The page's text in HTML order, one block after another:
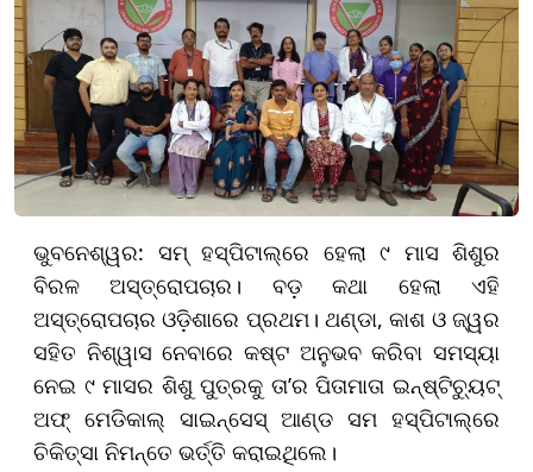
ଭୁବନେଶ୍ୱର: ସମ୍ ହସ୍ପିଟାଲ୍‌ରେ ହେଲା ୯ ମାସ ଶିଶୁର
ବିରଳ ଅସ୍ତ୍ରୋପଚାର। ବଡ଼ କଥା ହେଲା ଏହି
ଅସ୍ତ୍ରୋପଚାର ଓଡ଼ିଶାରେ ପ୍ରଥମ। ଥଣ୍ଡା, କାଶ ଓ ଜ୍ୱର
ସହିତ ନିଶ୍ୱାସ ନେବାରେ କଷ୍ଟ ଅନୁଭବ କରିବା ସମସ୍ୟା
ନେଇ ୯ ମାସର ଶିଶୁ ପୁତ୍ରକୁ ତା’ର ପିତାମାତା ଇନ୍‌ଷ୍ଟିଚ୍ୟୁଟ୍
ଅଫ୍ ମେଡିକାଲ୍ ସାଇନ୍‌ସେସ୍ ଆଣ୍ଡ ସମ ହସ୍ପିଟାଲ୍‌ରେ
ଚିକିତ୍ସା ନିମନ୍ତେ ଭର୍ତ୍ତି କରାଇଥିଲେ।